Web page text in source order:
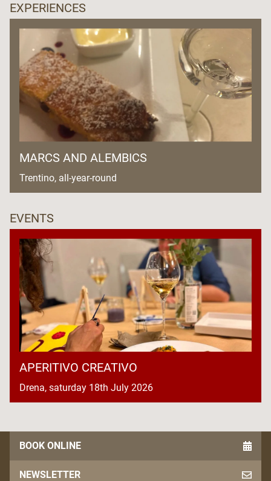
EXPERIENCES
MARCS AND ALEMBICS
Trentino, all-year-round
EVENTS
APERITIVO CREATIVO
Drena, saturday 18th July 2026
BOOK ONLINE
NEWSLETTER